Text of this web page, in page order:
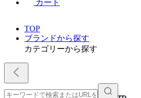
カート
TOP
ブランドから探す
カテゴリーから探す